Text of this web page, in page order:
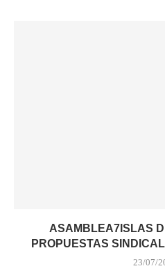
ASAMBLEA7ISLAS
PROPUESTAS
23/07/